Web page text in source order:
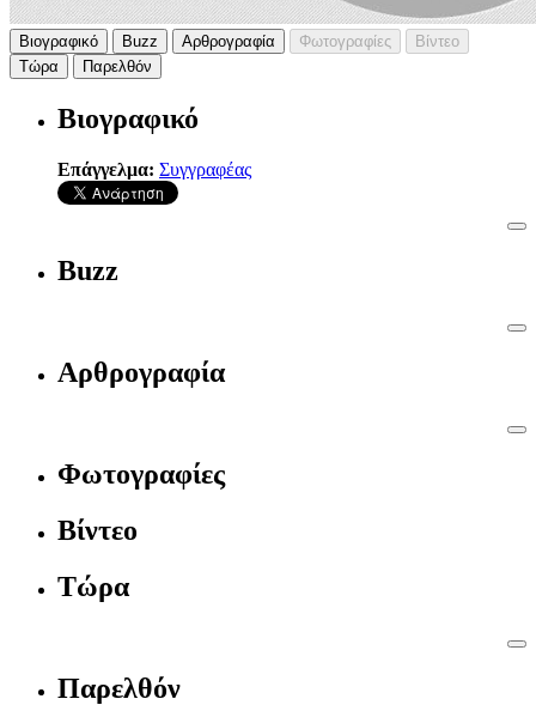
Βιογραφικό Buzz Αρθρογραφία Φωτογραφίες
Βίντεο
Τώρα
Παρελθόν
Βιογραφικό
Επάγγελμα: Συγγραφέας
Buzz
Αρθρογραφία
Φωτογραφίες
Βίντεο
Τώρα
Παρελθόν